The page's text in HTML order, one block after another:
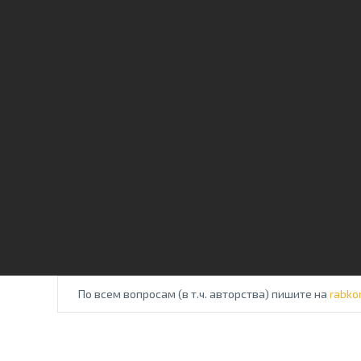
По всем вопросам (в т.ч. авторства) пишите на